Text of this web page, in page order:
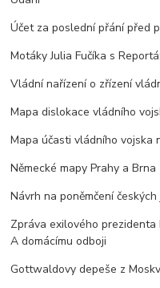
Účet za poslední přání před
Motáky Julia Fučíka s
Vládní nařízení o zřízení
Mapa dislokace vládního
Mapa účasti vládního vojska
Německé mapy Prahy a Brna
Návrh na poněmčení českých
Zpráva exilového
A domácímu odboji
Gottwaldovy depeše z